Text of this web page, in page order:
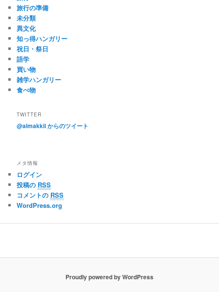
旅行の準備
未分類
異文化
知っ得ハンガリー
祝日・祭日
語学
買い物
雑学ハンガリー
食べ物
TWITTER
@almakkii からのツイート
メタ情報
ログイン
投稿の RSS
コメントの RSS
WordPress.org
Proudly powered by WordPress